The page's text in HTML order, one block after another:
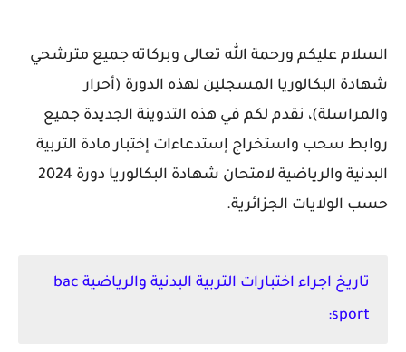
السلام عليكم ورحمة الله تعالى وبركاته جميع مترشحي
شهادة البكالوريا المسجلين لهذه الدورة (أحرار
والمراسلة)، نقدم لكم في هذه التدوينة الجديدة جميع
روابط سحب واستخراج إستدعاءات إختبار مادة التربية
البدنية والرياضية لامتحان شهادة البكالوريا دورة 2024
حسب الولايات الجزائرية.
تاريخ اجراء اختبارات التربية البدنية والرياضية bac
sport: